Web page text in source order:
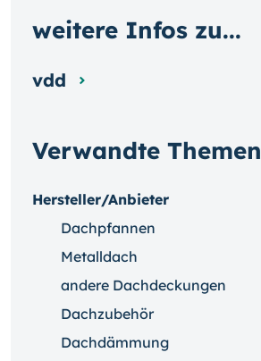
Verwandte Themen
Hersteller/Anbieter
Dachpfannen
Metalldach
andere Dachdeckungen
Dachzubehör
Dachdämmung
weitere Infos zu...
vdd